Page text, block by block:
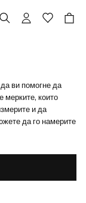
ви помогне да
мерките, които
и да
да го намерите